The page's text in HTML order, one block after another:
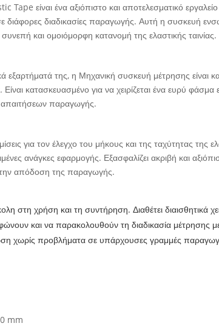
είναι ένα αξιόπιστο και αποτελεσματικό εργαλείο
σε διάφορες διαδικασίες παραγωγής. Αυτή η συσκευή
και ομοιόμορφη κατανομή της ελαστικής ταινίας.
εξαρτήματά της, η Μηχανική συσκευή μέτρησης είναι
Είναι κατασκευασμένο για να χειρίζεται ένα ευρύ
απαιτήσεων παραγωγής.
για τον έλεγχο του μήκους και της ταχύτητας της
ανάγκες εφαρμογής. Εξασφαλίζει ακριβή και
την απόδοση της παραγωγής.
στη χρήση και τη συντήρηση. Διαθέτει διαισθητικά
και να παρακολουθούν τη διαδικασία μέτρησης
χωρίς προβλήματα σε υπάρχουσες γραμμές
mm